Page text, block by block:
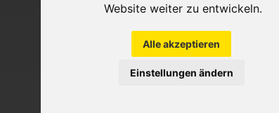
Website weiter zu entwickeln.
Alle akzeptieren
Einstellungen ändern